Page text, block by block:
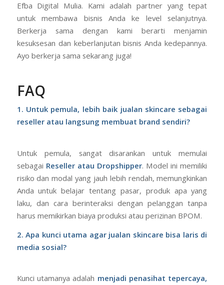
Efba Digital Mulia. Kami adalah partner yang tepat
untuk membawa bisnis Anda ke level selanjutnya.
Berkerja sama dengan kami berarti menjamin
kesuksesan dan keberlanjutan bisnis Anda kedepannya.
Ayo berkerja sama sekarang juga!
FAQ
1. Untuk pemula, lebih baik jualan skincare sebagai
reseller atau langsung membuat brand sendiri?
Untuk pemula, sangat disarankan untuk memulai
sebagai Reseller atau Dropshipper. Model ini memiliki
risiko dan modal yang jauh lebih rendah, memungkinkan
Anda untuk belajar tentang pasar, produk apa yang
laku, dan cara berinteraksi dengan pelanggan tanpa
harus memikirkan biaya produksi atau perizinan BPOM.
2. Apa kunci utama agar jualan skincare bisa laris di
media sosial?
Kunci utamanya adalah menjadi penasihat tepercaya,